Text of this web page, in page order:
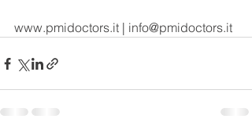
www.pmidoctors.it | info@pmidoctors.it